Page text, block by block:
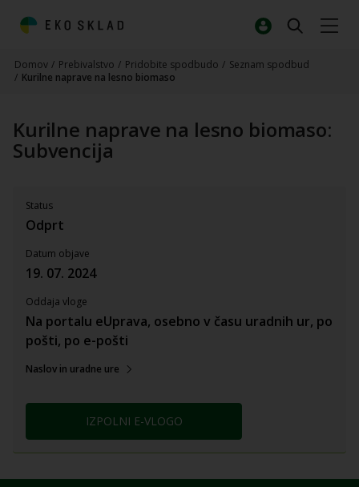
Domov / Prebivalstvo / Pridobite spodbudo / Seznam spodbud
/ Kurilne naprave na lesno biomaso
Kurilne naprave na lesno biomaso:
Subvencija
Status
Odprt
Datum objave
19. 07. 2024
Oddaja vloge
Na portalu eUprava, osebno v času uradnih ur, po
pošti, po e-pošti
Naslov in uradne ure
IZPOLNI E-VLOGO